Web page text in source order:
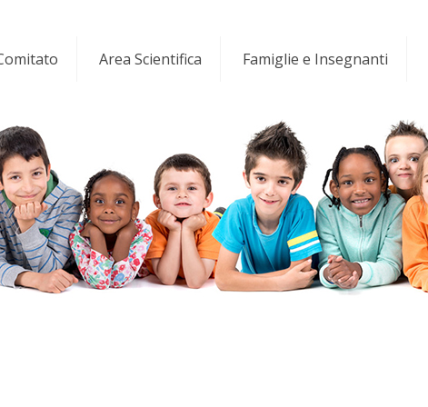
Area Scientifica Famiglie e Insegnanti